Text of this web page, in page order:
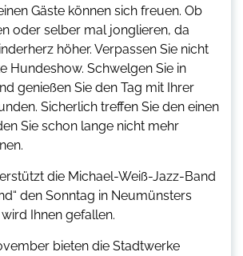
Gäste können sich freuen. Ob
oder selber mal jonglieren, da
höher. Verpassen Sie nicht
Hundeshow. Schwelgen Sie in
genießen Sie den Tag mit Ihrer
Sicherlich treffen Sie den einen
Sie schon lange nicht mehr
die Michael-Weiß-Jazz-Band
den Sonntag in Neumünsters
Ihnen gefallen.
bieten die Stadtwerke